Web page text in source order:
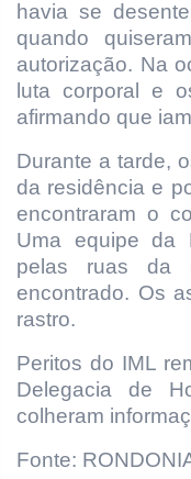
havia se
quando
autorização. Na
luta corporal e
afirmando que
Durante a tarde,
da residência e
encontraram o
Uma equipe da
pelas ruas da
encontrado. Os
rastro.
Peritos do IML
Delegacia de
colheram
Fonte: